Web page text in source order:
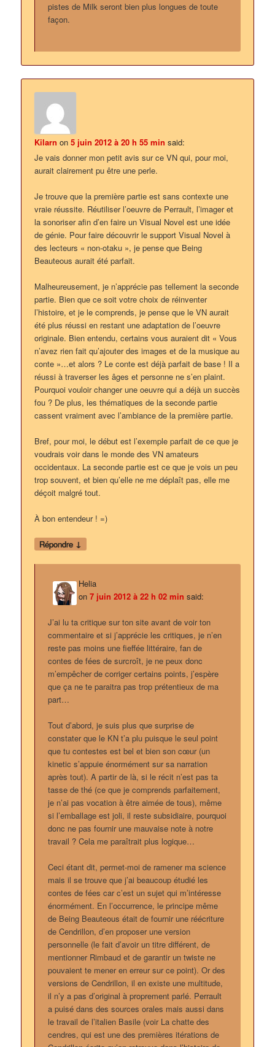
pistes de Milk seront bien plus longues de toute
façon.
Kilarn on5 juin 2012 à 20 h 55 min said:
Je vais donner mon petit avis sur ce VN qui, pour moi,
aurait clairement pu être une perle.
Je trouve que la première partie est sans contexte une
vraie réussite. Réutiliser l’oeuvre de Perrault, l’imager et
la sonoriser afin d’en faire un Visual Novel est une idée
de génie. Pour faire découvrir le support Visual Novel à
des lecteurs « non-otaku », je pense que Being
Beauteous aurait été parfait.
Malheureusement, je n’apprécie pas tellement la seconde
partie. Bien que ce soit votre choix de réinventer
l’histoire, et je le comprends, je pense que le VN aurait
été plus réussi en restant une adaptation de l’oeuvre
originale. Bien entendu, certains vous auraient dit « Vous
n’avez rien fait qu’ajouter des images et de la musique au
conte »…et alors ? Le conte est déjà parfait de base ! Il a
réussi à traverser les âges et personne ne s’en plaint.
Pourquoi vouloir changer une oeuvre qui a déjà un succès
fou ? De plus, les thématiques de la seconde partie
cassent vraiment avec l’ambiance de la première partie.
Bref, pour moi, le début est l’exemple parfait de ce que je
voudrais voir dans le monde des VN amateurs
occidentaux. La seconde partie est ce que je vois un peu
trop souvent, et bien qu’elle ne me déplaît pas, elle me
déçoit malgré tout.
À bon entendeur ! =)
Répondre ↓
Helia
on7 juin 2012 à 22 h 02 min said:
J’ai lu ta critique sur ton site avant de voir ton
commentaire et si j’apprécie les critiques, je n’en
reste pas moins une fieffée littéraire, fan de
contes de fées de surcroît, je ne peux donc
m’empêcher de corriger certains points, j’espère
que ça ne te paraitra pas trop prétentieux de ma
part…
Tout d’abord, je suis plus que surprise de
constater que le KN t’a plu puisque le seul point
que tu contestes est bel et bien son cœur (un
kinetic s’appuie énormément sur sa narration
après tout). A partir de là, si le récit n’est pas ta
tasse de thé (ce que je comprends parfaitement,
je n’ai pas vocation à être aimée de tous), même
si l’emballage est joli, il reste subsidiaire, pourquoi
donc ne pas fournir une mauvaise note à notre
travail ? Cela me paraîtrait plus logique…
Ceci étant dit, permet-moi de ramener ma science
mais il se trouve que j’ai beaucoup étudié les
contes de fées car c’est un sujet qui m’intéresse
énormément. En l’occurrence, le principe même
de Being Beauteous était de fournir une réécriture
de Cendrillon, d’en proposer une version
personnelle (le fait d’avoir un titre différent, de
mentionner Rimbaud et de garantir un twiste ne
pouvaient te mener en erreur sur ce point). Or des
versions de Cendrillon, il en existe une multitude,
il n’y a pas d’original à proprement parlé. Perrault
a puisé dans des sources orales mais aussi dans
le travail de l’italien Basile (voir La chatte des
cendres, qui est une des premières itérations de